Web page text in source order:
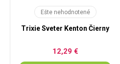
Ešte nehodnotené
Trixie Sveter Kenton Čierny
12,29 €